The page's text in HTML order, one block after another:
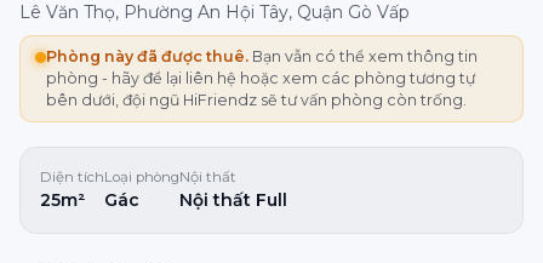
Lê Văn Thọ, Phường An Hội Tây, Quận Gò Vấp
Phòng này đã được thuê. Bạn vẫn có thể xem thông tin
phòng - hãy để lại liên hệ hoặc xem các phòng tương tự
bên dưới, đội ngũ HiFriendz sẽ tư vấn phòng còn trống.
Diện tích
25m²
Loại phòng
Gác
Nội thất
Nội thất Full